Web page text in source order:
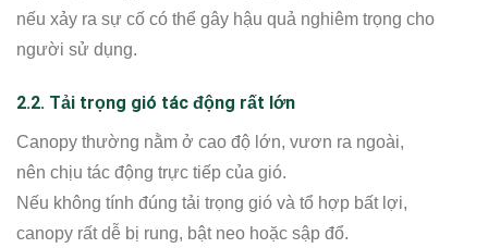
nếu xảy ra sự cố có thể gây hậu quả nghiêm trọng cho
người sử dụng.
2.2. Tải trọng gió tác động rất lớn
Canopy thường nằm ở cao độ lớn, vươn ra ngoài,
nên chịu tác động trực tiếp của gió.
Nếu không tính đúng tải trọng gió và tổ hợp bất lợi,
canopy rất dễ bị rung, bật neo hoặc sập đổ.